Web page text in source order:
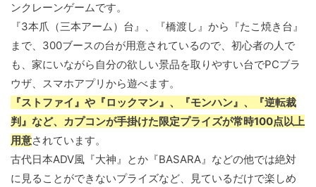
ンクレーンゲームです。
『3本爪（三本アーム）台』、『橋渡し』から『たこ焼き台』
まで、300ブースの台が用意されているので、初心者の人で
も、家にいながら自分の欲しい景品を取りやすい台でPCブラ
ウザ、スマホアプリから遊べます。
『ストファイ』や『ロックマン』、『モンハン』、『逆転裁
判』など、カプコンが手掛けた限定プライズが常時100点以上
用意されています。
古代日本ADV風『大神』とか『BASARA』などの他では絶対
に見ることができないプライズなど、見ているだけで楽しめ